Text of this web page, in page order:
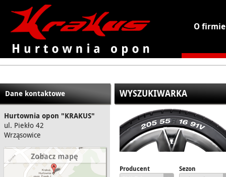
KRAKUS - hurtownia opon
O firmie
Dane kontaktowe
Hurtownia opon "KRAKUS"
ul. Piekło 42
Wrząsowice
WYSZUKIWARKA
Producent Sezon